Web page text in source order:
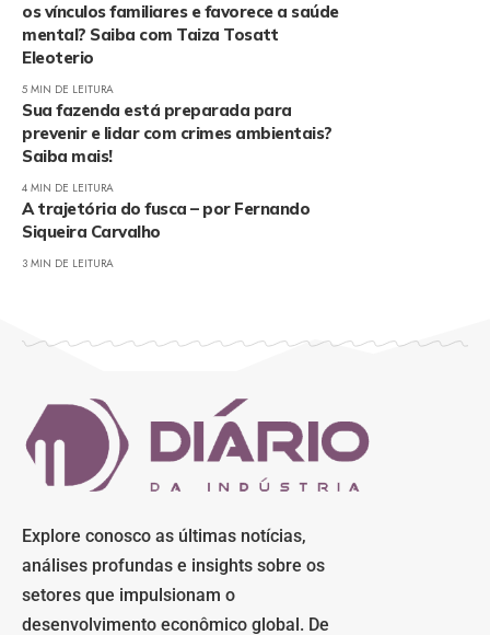
os vínculos familiares e favorece a saúde
mental? Saiba com Taiza Tosatt
Eleoterio
5 MIN DE LEITURA
Sua fazenda está preparada para
prevenir e lidar com crimes ambientais?
Saiba mais!
4 MIN DE LEITURA
A trajetória do fusca – por Fernando
Siqueira Carvalho
3 MIN DE LEITURA
Explore conosco as últimas notícias,
análises profundas e insights sobre os
setores que impulsionam o
desenvolvimento econômico global. De